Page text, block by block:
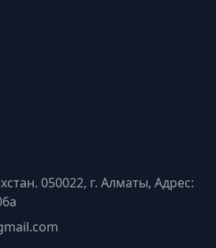
050022, г. Алматы, Адрес: